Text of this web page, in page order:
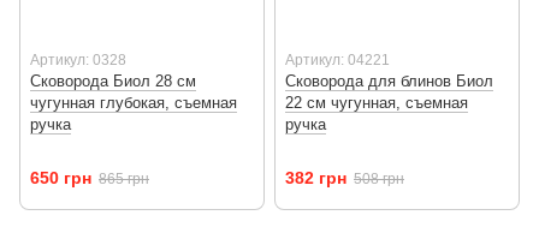
Артикул: 0328
Сковорода Биол 28 см
чугунная глубокая, съемная
ручка
650 грн 865 грн
Артикул: 04221
Сковорода для блинов Биол
22 см чугунная, съемная
ручка
382 грн 508 грн